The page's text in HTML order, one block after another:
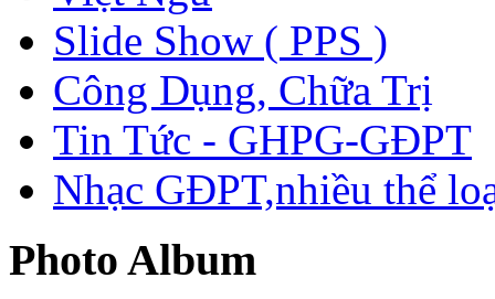
Slide Show ( PPS )
Công Dụng, Chữa Trị
Tin Tức - GHPG-GĐPT
Nhạc GĐPT,nhiều thể
Photo Album